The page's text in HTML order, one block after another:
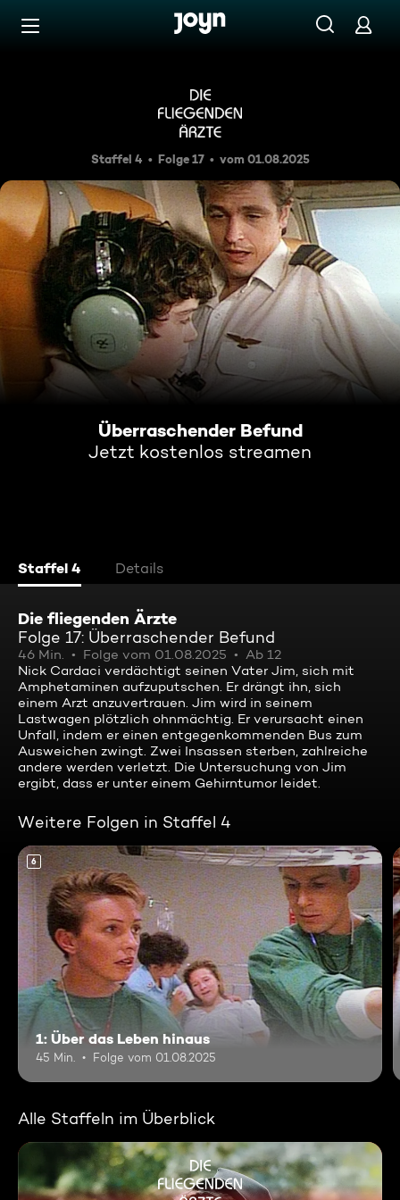
Zum Inhalt springen
Überraschender Befund
Staffel 4 Folge 17 vom 01.08.2025
Überraschender Befund
Jetzt kostenlos streamen
Staffel 4 Details
Die fliegenden Ärzte
Folge 17: Überraschender Befund
46 Min. Folge vom 01.08.2025
Ab 12
Nick Cardaci verdächtigt seinen Vater Jim, sich mit
Amphetaminen aufzuputschen. Er drängt ihn, sich
einem Arzt anzuvertrauen. Jim wird in seinem
Lastwagen plötzlich ohnmächtig. Er verursacht einen
Unfall, indem er einen entgegenkommenden Bus zum
Ausweichen zwingt. Zwei Insassen sterben, zahlreiche
andere werden verletzt. Die Untersuchung von Jim
ergibt, dass er unter einem Gehirntumor leidet.
Weitere Folgen in Staffel 4
6
1: Über das Leben hinaus
45 Min. Folge vom 01.08.2025
Alle Staffeln im Überblick